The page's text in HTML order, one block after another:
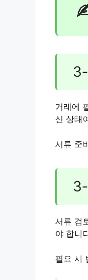
거래에
신 상태
서류 준
서류 검
야 합니
필요 시